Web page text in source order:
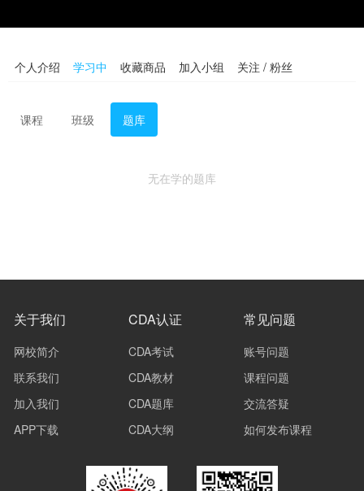
个人介绍 学习中 收藏商品 加入小组 关注 / 粉丝
课程 班级 题库
无在学的题库
关于我们
网校简介
联系我们
加入我们
APP下载
CDA认证
CDA考试
CDA教材
CDA题库
CDA大纲
常见问题
账号问题
课程问题
交流答疑
如何发布课程